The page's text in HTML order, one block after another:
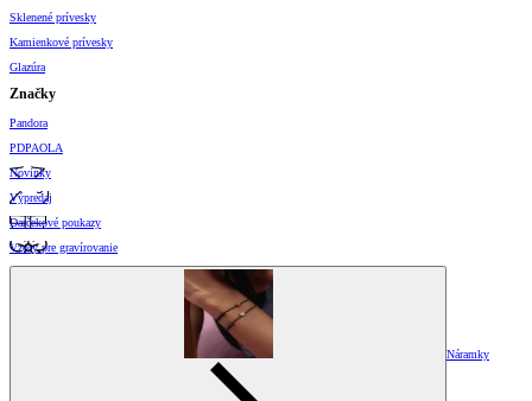
Sklenené prívesky
Kamienkové prívesky
Glazúra
Značky
Pandora
PDPAOLA
Novinky
Výpredaj
Darčekové poukazy
Vzory pre gravírovanie
Náramky